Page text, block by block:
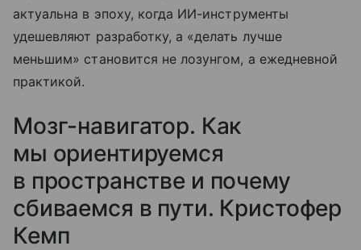
актуальна в эпоху, когда ИИ-инструменты
удешевляют разработку, а «делать лучше
меньшим» становится не лозунгом, а ежедневной
практикой.
Мозг-навигатор. Как
мы ориентируемся
в пространстве и почему
сбиваемся в пути. Кристофер
Кемп